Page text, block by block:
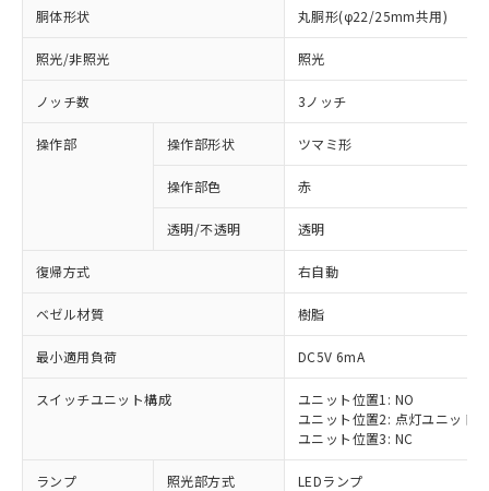
胴体形状 丸胴形(φ22/25mm共用)
照光/非照光 照光
ノッチ数 3ノッチ
操作部 操作部形状 ツマミ形
操作部色 赤
透明/不透明 透明
復帰方式 右自動
ベゼル材質 樹脂
最小適用負荷 DC5V 6mA
スイッチユニット構成
ユニット位置1: NO
ユニット位置2: 点灯ユニット
ユニット位置3: NC
ランプ 照光部方式 LEDランプ